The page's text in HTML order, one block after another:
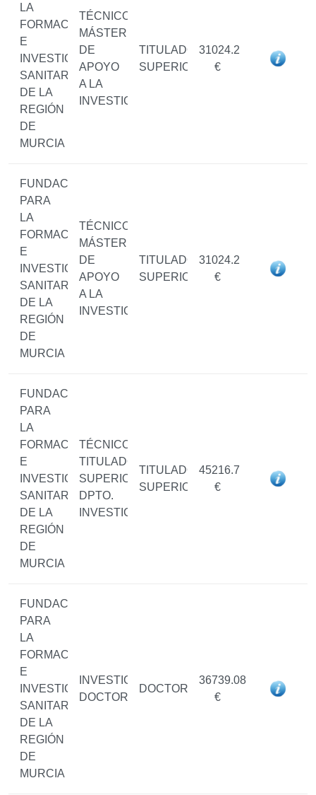
LA
FORMACIÓN
E
INVESTIGACIÓN
SANITARIAS
DE LA
REGIÓN
DE
MURCIA
TÉCNICO/A
MÁSTER
DE
APOYO
A LA
INVESTIGACIÓN
TITULADO/A
SUPERIOR
31024.2
€
FUNDACIÓN
PARA
LA
FORMACIÓN
E
INVESTIGACIÓN
SANITARIAS
DE LA
REGIÓN
DE
MURCIA
TÉCNICO/A
MÁSTER
DE
APOYO
A LA
INVESTIGACIÓN
TITULADO/A
SUPERIOR
31024.2
€
FUNDACIÓN
PARA
LA
FORMACIÓN
E
INVESTIGACIÓN
SANITARIAS
DE LA
REGIÓN
DE
MURCIA
TÉCNICO/A
TITULADO/A
SUPERIOR
DPTO.
INVESTIGACIÓN
TITULADO/A
SUPERIOR
45216.7
€
FUNDACIÓN
PARA
LA
FORMACIÓN
E
INVESTIGACIÓN
SANITARIAS
DE LA
REGIÓN
DE
MURCIA
INVESTIGADOR/A
DOCTOR/A
DOCTOR/A
36739.08
€